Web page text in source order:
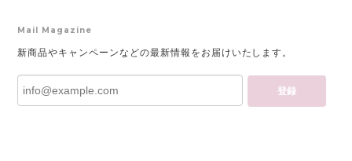
Mail Magazine
新商品やキャンペーンなどの最新情報をお届けいたします。
登録